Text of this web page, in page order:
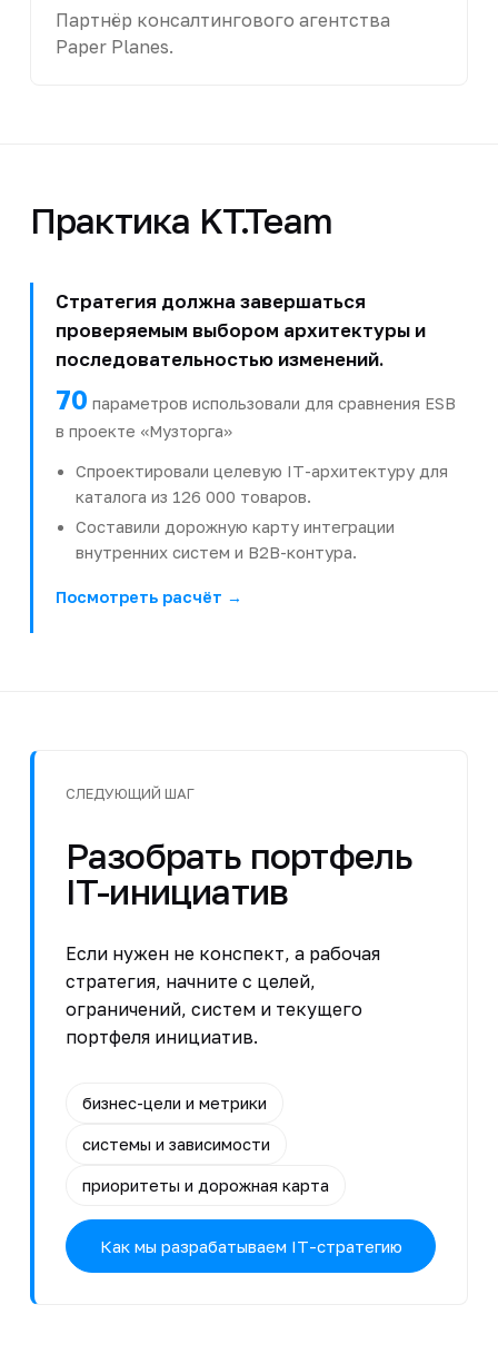
Партнёр консалтингового агентства
Paper Planes.
Практика KT.Team
Стратегия должна завершаться
проверяемым выбором архитектуры и
последовательностью изменений.
70 параметров использовали для сравнения ESB
в проекте «Музторга»
Спроектировали целевую IT-архитектуру для
каталога из 126 000 товаров.
Составили дорожную карту интеграции
внутренних систем и B2B-контура.
Посмотреть расчёт →
СЛЕДУЮЩИЙ ШАГ
Разобрать портфель
IT-инициатив
Если нужен не конспект, а рабочая
стратегия, начните с целей,
ограничений, систем и текущего
портфеля инициатив.
бизнес-цели и метрики
системы и зависимости
приоритеты и дорожная карта
Как мы разрабатываем IT-стратегию